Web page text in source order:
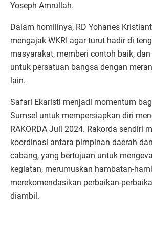
Yoseph Amrullah.
Dalam homilinya, RD Yohanes
mengajak WKRI agar turut hadir di
masyarakat, memberi contoh baik,
untuk persatuan bangsa dengan
lain.
Safari Ekaristi menjadi momentum
Sumsel untuk mempersiapkan diri
RAKORDA Juli 2024. Rakorda sendiri
koordinasi antara pimpinan daerah
cabang, yang bertujuan untuk
kegiatan, merumuskan hambatan-
merekomendasikan perbaikan-
diambil.